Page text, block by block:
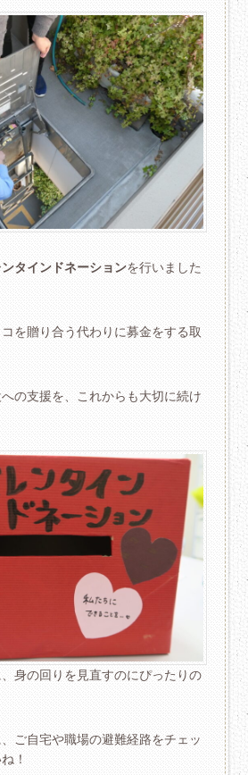
タインドネーションを行いました
を贈り合う代わりに募金をする取
の支援を、これからも大切に続け
身の回りを見直すのにぴったりの
ご自宅や職場の避難経路をチェッ
！